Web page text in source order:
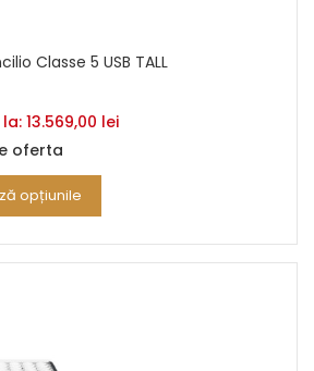
Classe 5 USB TALL
13.569,00 lei
oferta
opțiunile